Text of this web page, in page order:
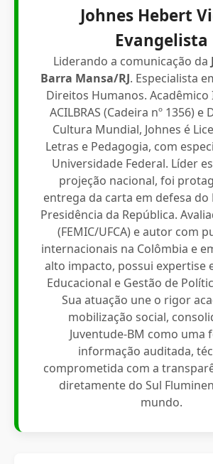
Johnes Hebert
Evangelista
Liderando a comunicação da
Barra Mansa/RJ. Especialista
Direitos Humanos.
ACILBRAS (Cadeira nº 1356) e
Cultura Mundial, Johnes é
Letras e Pedagogia, com
Universidade Federal. Líder
projeção nacional, foi
entrega da carta em defesa do
Presidência da República.
(FEMIC/UFCA) e autor com
internacionais na Colômbia e
alto impacto, possui expertise
Educacional e Gestão de
Sua atuação une o rigor
mobilização social,
Juventude-BM como uma
informação auditada,
comprometida com a
diretamente do Sul
mundo.